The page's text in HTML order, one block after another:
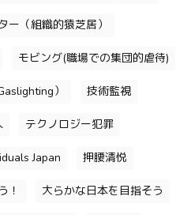
ー（組織的猿芝居）
モビング(職場での集団的虐待)
） 技術監視
テクノロジー犯罪
Japan 押腰清悦
！ 大らかな日本を目指そう